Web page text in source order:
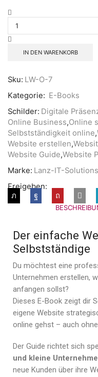
IN DEN WARENKORB
Sku: LW-O-7
Kategorie: E-Books
Schilder: Digitale
Online Business,Online
Selbstständigkeit online,
Website erstellen,
Website Guide,Website
Marke: Lanz-IT-Solutions
Freigeben:
Der einfache
Selbstständige
Du möchtest eine
Unternehmen erstellen,
anfangen sollst?
Dieses E-Book zeigt dir
eigene Website
online gehst – auch
Der Guide richtet sich
und kleine
neue Kunden über ihre